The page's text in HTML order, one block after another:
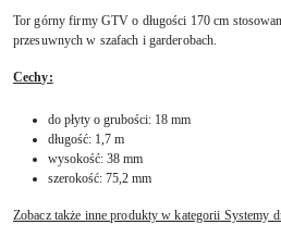
Tor górny firmy GTV o długości 170 cm
przesuwnych w szafach i garderobach.
Cechy:
do płyty o grubości: 18 mm
długość: 1,7 m
wysokość: 38 mm
szerokość: 75,2 mm
Zobacz także inne produkty w kategorii Systemy